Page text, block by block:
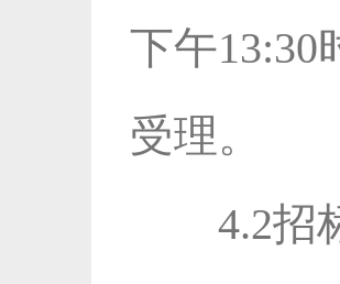
下午13:30
受理。
4.2招